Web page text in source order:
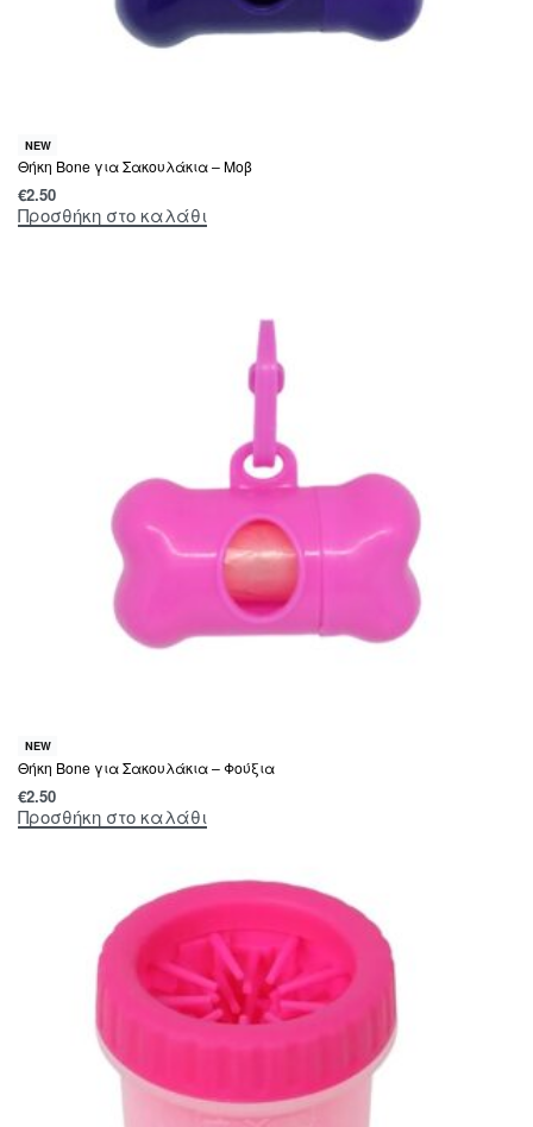
NEW
Θήκη Bone για Σακουλάκια – Μοβ
€2.50
Προσθήκη στο καλάθι
NEW
Θήκη Bone για Σακουλάκια – Φούξια
€2.50
Προσθήκη στο καλάθι